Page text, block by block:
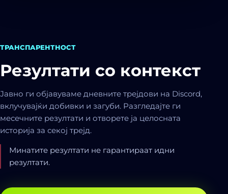
ТРАНСПАРЕНТНОСТ
Резултати со контекст
Јавно ги објавуваме дневните трејдови на Discord,
вклучувајќи добивки и загуби. Разгледајте ги
месечните резултати и отворете ја целосната
историја за секој трејд.
Минатите резултати не гарантираат идни
резултати.